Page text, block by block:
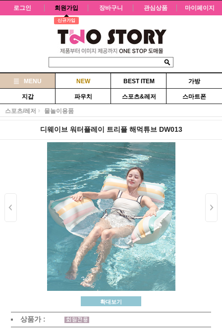
로그인 회원가입
신규가입
장바구니 관심상품 마이페이지
MENU NEW BEST ITEM 가방
지갑 파우치 스포츠&레저 스마트폰
스포츠/레저 물놀이용품
디웨이브 워터플레이 트리플 해먹튜브 DW013
확대보기
상품가 :